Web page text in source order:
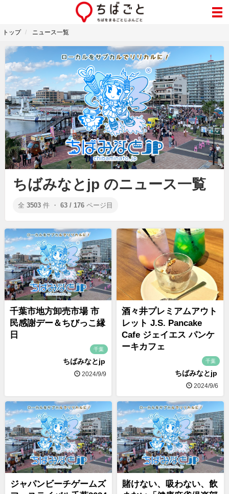
トップ ニュース一覧
ちばみなとjp のニュース一覧
全 3503 件 ・ 63 / 176 ページ目
千葉市地方卸売市場 市
民感謝デー＆ちびっこ縁
日
千葉
ちばみなとjp
2024/9/9
酒々井プレミアムアウト
レット J.S. Pancake
Cafe ジェイエス パンケ
ーキカフェ
千葉
ちばみなとjp
2024/9/6
ジャパンビーチゲームズ
賭けない、吸わない、飲